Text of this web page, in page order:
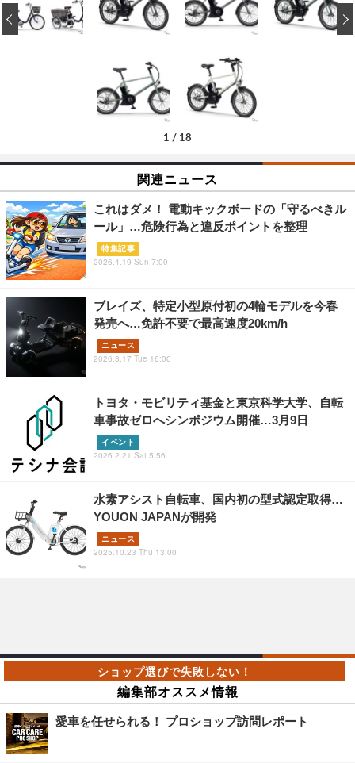
1 / 18
‹
関連ニュース
これはダメ！ 電動キックボードの「守るべきル
ール」…危険行為と違反ポイントを整理
特集記事
2026.4.19 Sun 7:00
ブレイズ、特定小型原付初の4輪モデルを今春
発売へ…免許不要で最高速度20km/h
ニュース
2026.3.17 Tue 16:00
トヨタ・モビリティ基金と東京科学大学、自転
車事故ゼロへシンポジウム開催…3月9日
イベント
2026.2.21 Sat 5:56
水素アシスト自転車、国内初の型式認定取得…
YOUON JAPANが開発
ニュース
2025.10.23 Thu 13:00
編集部オススメ情報
愛車を任せられる！ プロショップ訪問レポート